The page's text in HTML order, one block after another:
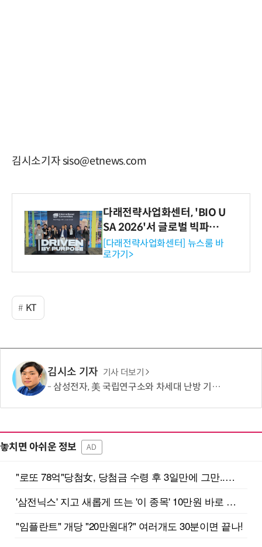
김시소기자 siso@etnews.com
다래전략사업화센터, 'BIO U
SA 2026'서 글로벌 빅파마
와의 비즈니스 미팅 지원…K
-바이오 해외 진출 교두보 확
보
[다래전략사업화센터] 뉴스룸 바
로가기>
KT
김시소 기자 기사 더보기
삼성전자, 美 국립연구소와 차세대 난방 기술 개발한다
놓치면 아쉬운 정보 AD